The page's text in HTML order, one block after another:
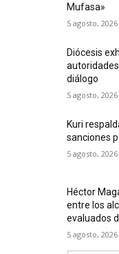
Mufasa»
5 agosto, 2026
Diócesis
diálogo
5 agosto, 2026
Kuri
sanciones
5 agosto, 2026
Héctor
entre los
evaluados
5 agosto, 2026